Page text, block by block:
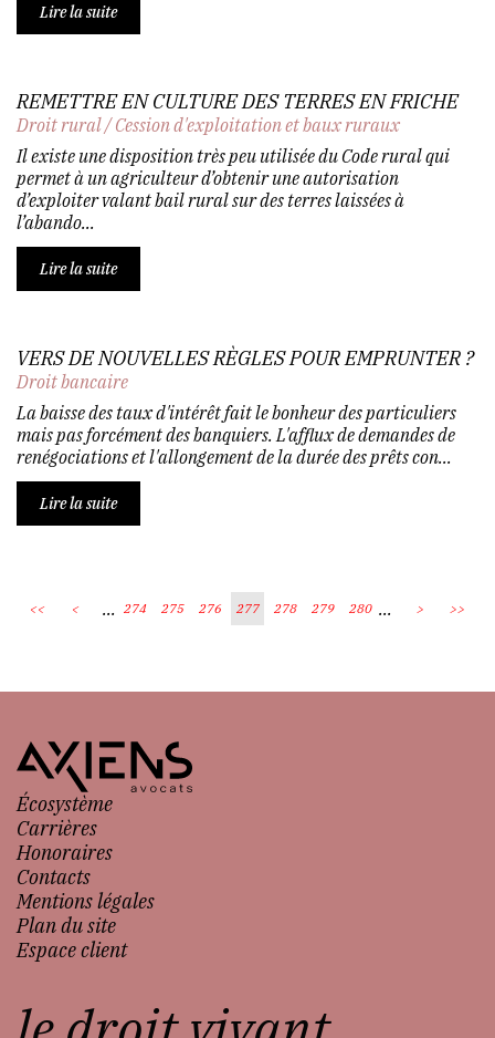
Lire la suite
REMETTRE EN CULTURE DES TERRES EN FRICHE
Droit rural/Cession d'exploitation et baux ruraux
Il existe une disposition très peu utilisée du Code rural qui
permet à un agriculteur d’obtenir une autorisation
d’exploiter valant bail rural sur des terres laissées à
l’abando...
Lire la suite
VERS DE NOUVELLES RÈGLES POUR EMPRUNTER ?
Droit bancaire
La baisse des taux d'intérêt fait le bonheur des particuliers
mais pas forcément des banquiers. L'afflux de demandes de
renégociations et l'allongement de la durée des prêts con...
Lire la suite
<< < ... 274 275 276 277 278 279 280 ... > >>
Écosystème
Carrières
Honoraires
Contacts
Mentions légales
Plan du site
Espace client